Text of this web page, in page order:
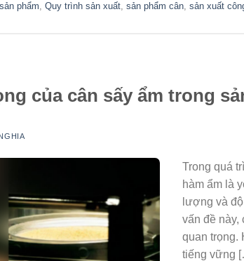
phẩm, Quy trình sản xuất, sản phẩm cân, sản xuất
của cân sấy ẩm trong
Trong quá
hàm ẩm là
lượng và
vấn đề này,
quan trọng.
tiếng vững